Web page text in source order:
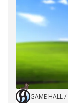
GAME HALL/